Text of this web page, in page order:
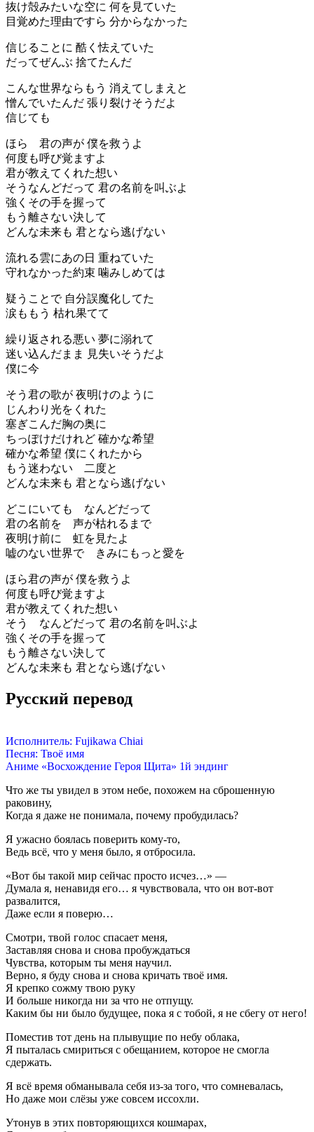
抜け殻みたいな空に 何を見ていた
目覚めた理由ですら 分からなかった
信じることに 酷く怯えていた
だってぜんぶ 捨てたんだ
こんな世界ならもう 消えてしまえと
憎んでいたんだ 張り裂けそうだよ
信じても
ほら 君の声が 僕を救うよ
何度も呼び覚ますよ
君が教えてくれた想い
そうなんどだって 君の名前を叫ぶよ
強くその手を握って
もう離さない決して
どんな未来も 君となら逃げない
流れる雲にあの日 重ねていた
守れなかった約束 噛みしめては
疑うことで 自分誤魔化してた
涙ももう 枯れ果てて
繰り返される悪い 夢に溺れて
迷い込んだまま 見失いそうだよ
僕に今
そう君の歌が 夜明けのように
じんわり光をくれた
塞ぎこんだ胸の奥に
ちっぽけだけれど 確かな希望
確かな希望 僕にくれたから
もう迷わない 二度と
どんな未来も 君となら逃げない
どこにいても なんどだって
君の名前を 声が枯れるまで
夜明け前に 虹を見たよ
嘘のない世界で きみにもっと愛を
ほら君の声が 僕を救うよ
何度も呼び覚ますよ
君が教えてくれた想い
そう なんどだって 君の名前を叫ぶよ
強くその手を握って
もう離さない決して
どんな未来も 君となら逃げない
Русский перевод
Исполнитель: Fujikawa Chiai
Песня: Твоё имя
Аниме «Восхождение Героя Щита» 1й эндинг
Что же ты увидел в этом небе, похожем на сброшенную
раковину,
Когда я даже не понимала, почему пробудилась?
Я ужасно боялась поверить кому-то,
Ведь всё, что у меня было, я отбросила.
«Вот бы такой мир сейчас просто исчез…» —
Думала я, ненавидя его… я чувствовала, что он вот-вот
развалится,
Даже если я поверю…
Смотри, твой голос спасает меня,
Заставляя снова и снова пробуждаться
Чувства, которым ты меня научил.
Верно, я буду снова и снова кричать твоё имя.
Я крепко сожму твою руку
И больше никогда ни за что не отпущу.
Каким бы ни было будущее, пока я с тобой, я не сбегу от него!
Поместив тот день на плывущие по небу облака,
Я пыталась смириться с обещанием, которое не смогла
сдержать.
Я всё время обманывала себя из-за того, что сомневалась,
Но даже мои слёзы уже совсем иссохли.
Утонув в этих повторяющихся кошмарах,